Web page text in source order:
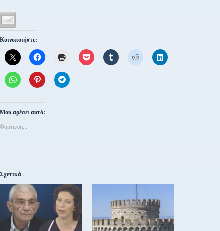
Κοινοποιήστε:
Μου αρέσει αυτό:
Φόρτωση...
Σχετικά